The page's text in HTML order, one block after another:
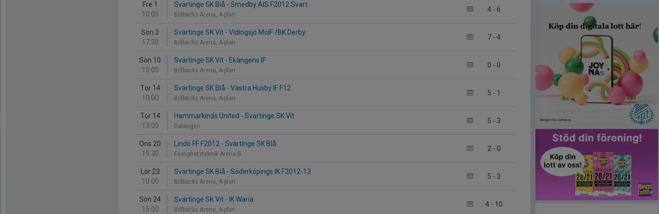
Fre 1
10:00
4 - 6
Svärtinge SK Blå - Smedby AIS F2012 Svart
Billbäcks Arena, A-plan
Sön 3
17:30
7 - 4
Svärtinge SK Vit - Vidingsjö MoIF /BK Derby
Billbäcks Arena, A-plan
Sön 10
15:00
0 - 0
Svärtinge SK Vit - Ekängens IF
Billbäcks Arena, A-plan
Tor 14
10:00
5 - 1
Svärtinge SK Blå - Västra Husby IF F12
Billbäcks Arena, A-plan
Tor 14
13:00
5 - 3
Hammarkinds United - Svärtinge SK Vit
Dalängen
Ons 20
19:30
2 - 0
Lindö FF F2012 - Svärtinge SK Blå
Fastighetsteknik Arena B
Lör 23
10:00
5 - 3
Svärtinge SK Blå - Söderköpings IK F2012-13
Billbäcks Arena, A-plan
Sön 24
15:00
4 - 10
Svärtinge SK Vit - IK Waria
Billbäcks Arena, A-plan